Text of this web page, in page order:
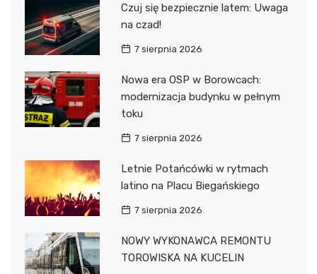
Czuj się bezpiecznie latem: Uwaga
na czad!
7 sierpnia 2026
Nowa era OSP w Borowcach:
modernizacja budynku w pełnym
toku
7 sierpnia 2026
Letnie Potańcówki w rytmach
latino na Placu Biegańskiego
7 sierpnia 2026
NOWY WYKONAWCA REMONTU
TOROWISKA NA KUCELIN